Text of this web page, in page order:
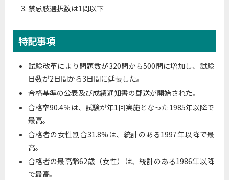
禁忌肢選択数は1問以下
特記事項
試験改革により問題数が320問から500問に増加し、試験
日数が2日間から3日間に延長した。
合格基準の公表及び成績通知書の郵送が開始された。
合格率90.4％は、試験が年1回実施となった1985年以降で
最高。
合格者の女性割合31.8%は、統計のある1997年以降で最
高。
合格者の最高齢62歳（女性）は、統計のある1986年以降
で最高。